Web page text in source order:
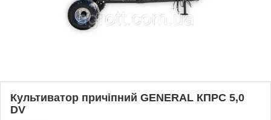
Культиватор причіпний GENERAL КПРС 5,0
DV